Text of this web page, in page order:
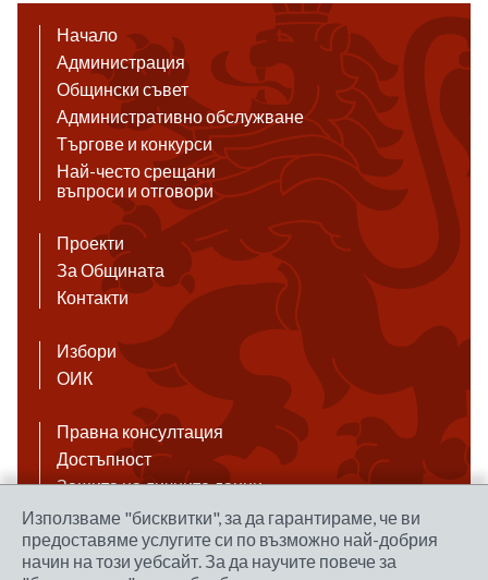
Начало
Администрация
Общински съвет
Административно обслужване
Търгове и конкурси
Най-често срещани
въпроси и отговори
Проекти
За Общината
Контакти
Избори
ОИК
Правна консултация
Достъпност
Защита на личните данни
Антикорупция
Връзки
Използваме "бисквитки", за да гарантираме, че ви
предоставяме услугите си по възможно най-добрия
начин на този уебсайт. За да научите повече за